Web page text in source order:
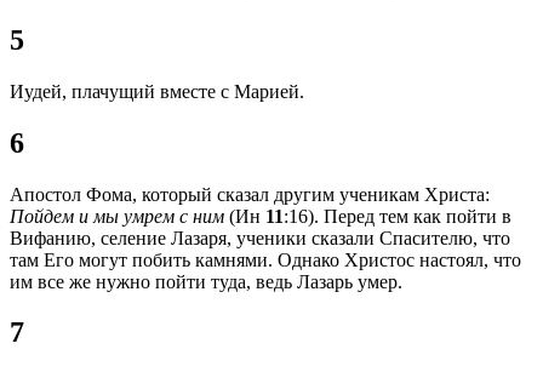
5
Иудей, плачущий вместе с Марией.
6
Апостол Фома, который сказал другим ученикам Христа:
Пойдем и мы умрем с ним (Ин 11:16). Перед тем как пойти в
Вифанию, селение Лазаря, ученики сказали Спасителю, что
там Его могут побить камнями. Однако Христос настоял, что
им все же нужно пойти туда, ведь Лазарь умер.
7